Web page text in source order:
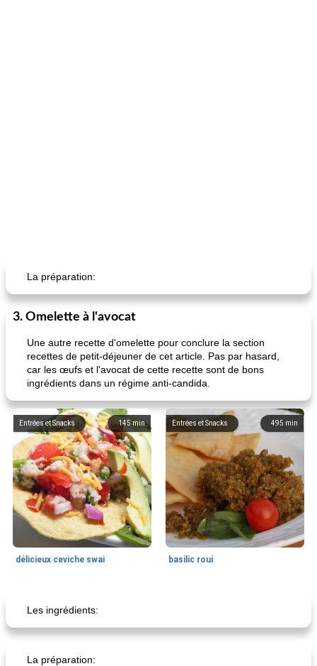
La préparation:
3. Omelette à l'avocat
Une autre recette d'omelette pour conclure la section
recettes de petit-déjeuner de cet article. Pas par hasard,
car les œufs et l'avocat de cette recette sont de bons
ingrédients dans un régime anti-candida.
145 min
Entrées et Snacks
délicieux ceviche swai
495 min
Entrées et Snacks
basilic roui
Les ingrédients:
La préparation: